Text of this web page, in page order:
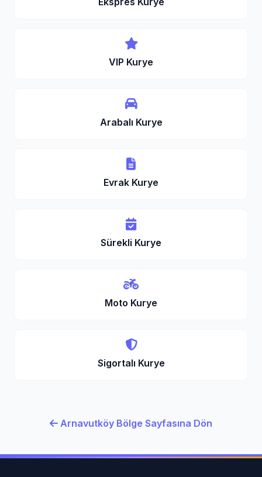
VIP Kurye
Arabalı Kurye
Evrak Kurye
Sürekli Kurye
Moto Kurye
Sigortalı Kurye
Arnavutköy Bölge Sayfasına Dön